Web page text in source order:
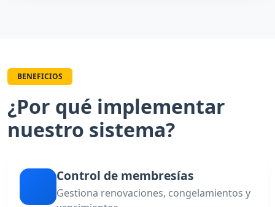
BENEFICIOS
¿Por qué implementar
nuestro sistema?
Control de membresías
Gestiona renovaciones, congelamientos y